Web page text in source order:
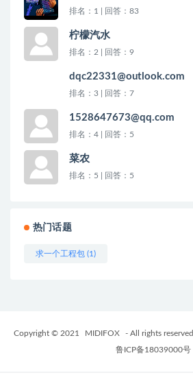
排名：1 | 回答：83
柠檬汽水
排名：2 | 回答：9
dqc22331@outlook.com
排名：3 | 回答：7
1528647673@qq.com
排名：4 | 回答：5
菜农
排名：5 | 回答：5
热门话题
求一个工程包 (1)
Copyright © 2021 MIDIFOX - All rights reserved
鲁ICP备18039000号